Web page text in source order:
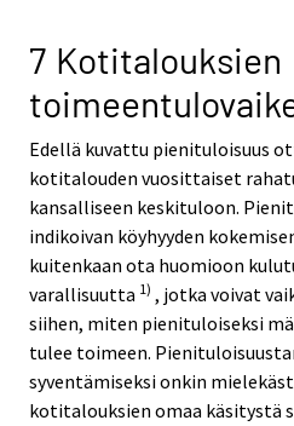
7 Kotitalouksien
Edellä kuvattu pienituloisuus
kotitalouden vuosittaiset
kansalliseen keskituloon.
indikoivan köyhyyden
kuitenkaan ota huomioon
varallisuutta 1) , jotka voivat
siihen, miten pienituloiseksi
tulee toimeen.
syventämiseksi onkin
kotitalouksien omaa käsitystä